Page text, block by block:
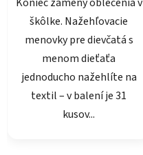
škôlke. Nažehľovacie
menovky pre dievčatá s
menom dieťaťa
jednoducho nažehlíte na
textil – v balení je 31
kusov...